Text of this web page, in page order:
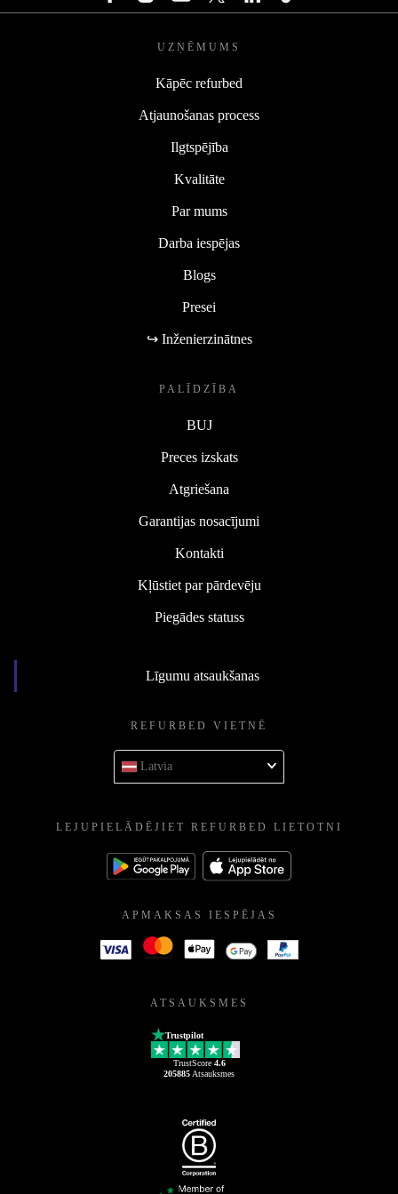
UZŅĒMUMS
Kāpēc refurbed
Atjaunošanas process
Ilgtspējība
Kvalitāte
Par mums
Darba iespējas
Blogs
Presei
↪ Inženierzinātnes
PALĪDZĪBA
BUJ
Preces izskats
Atgriešana
Garantijas nosacījumi
Kontakti
Kļūstiet par pārdevēju
Piegādes statuss
Līgumu atsaukšanas
REFURBED VIETNĒ
Latvia
LEJUPIELĀDĒJIET REFURBED LIETOTNI
APMAKSAS IESPĒJAS
ATSAUKSMES
Trustpilot
TrustScore 4.6
205885 Atsauksmes